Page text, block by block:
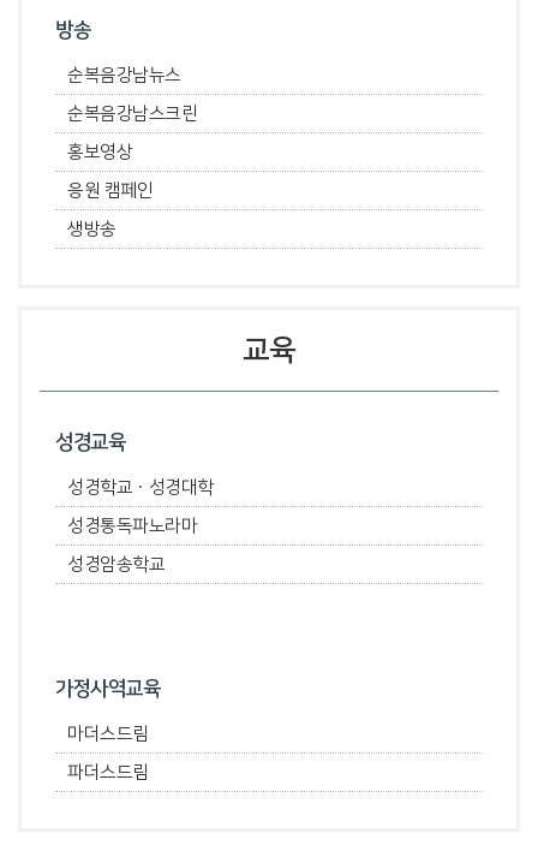
방송
순복음강남뉴스
순복음강남스크린
홍보영상
응원 캠페인
생방송
교육
성경교육
성경학교ㆍ성경대학
성경통독파노라마
성경암송학교
가정사역교육
마더스드림
파더스드림